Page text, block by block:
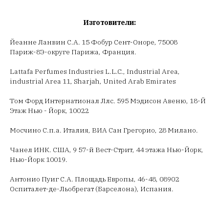
Изготовители:
Йеанне Ланвин С.А. 15 Фобур Сент-Оноре, 75008
Париж-8Э-округе Парижа, Франция.
Lattafa Perfumes Industries L.L.C., Industrial Area,
industrial Area 11, Sharjah, United Arab Emirates
Том Форд Интернатионал Ллс. 595 Мэдисон Авеню, 18-Й
Этаж Нью - Йорк, 10022
Мосчино С.п.а. Италия, ВИА Сан Грегорио, 28 Милано.
Чанел ИНК. США, 9 57-й Вест-Стрит, 44 этажа Нью-Йорк,
Нью-Йорк 10019.
Антонио Пуиг С.А. Площадь Европы, 46-48, 08902
Оспиталет-де-Льобрегат (Барселона), Испания.